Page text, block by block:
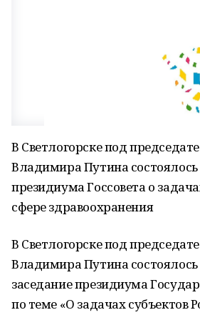
В Светлогорске под
Владимира Путина состоялось
президиума Госсовета о
сфере здравоохранения
В Светлогорске под
Владимира Путина
заседание президиума
по теме «О задачах субъектов